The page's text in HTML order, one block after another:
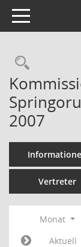
Toggle navigation
2007
Vertreter
Monat
Aktuell